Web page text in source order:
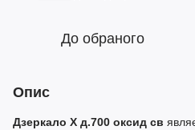
До обраного
Опис
Дзеркало Х д.700 оксид св